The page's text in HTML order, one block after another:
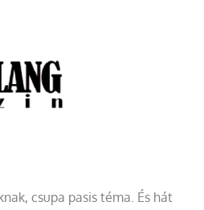
csupa pasis téma. És hát